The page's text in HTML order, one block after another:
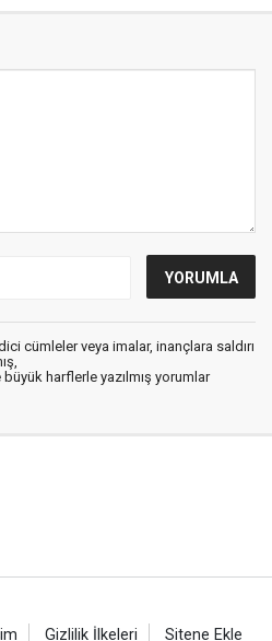
cümleler veya imalar, inançlara saldırı
harflerle yazılmış yorumlar
Gizlilik İlkeleri Sitene Ekle